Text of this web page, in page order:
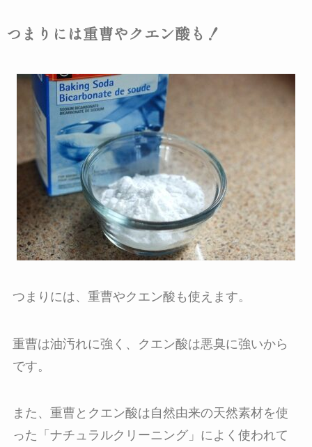
つまりには重曹やクエン酸も！
つまりには、重曹やクエン酸も使えます。
重曹は油汚れに強く、クエン酸は悪臭に強いから
です。
また、重曹とクエン酸は自然由来の天然素材を使
った「ナチュラルクリーニング」によく使われて